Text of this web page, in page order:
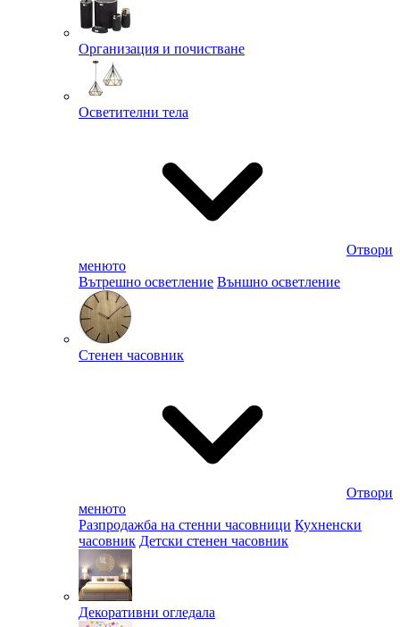
Организация и почистване
Осветителни тела
Отвори
менюто
Вътрешно осветление Външно осветление
Стенен часовник
Отвори
менюто
Разпродажба на стенни часовници Кухненски
часовник Детски стенен часовник
Декоративни огледала